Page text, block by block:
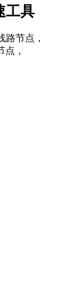
工具
路节点，
，